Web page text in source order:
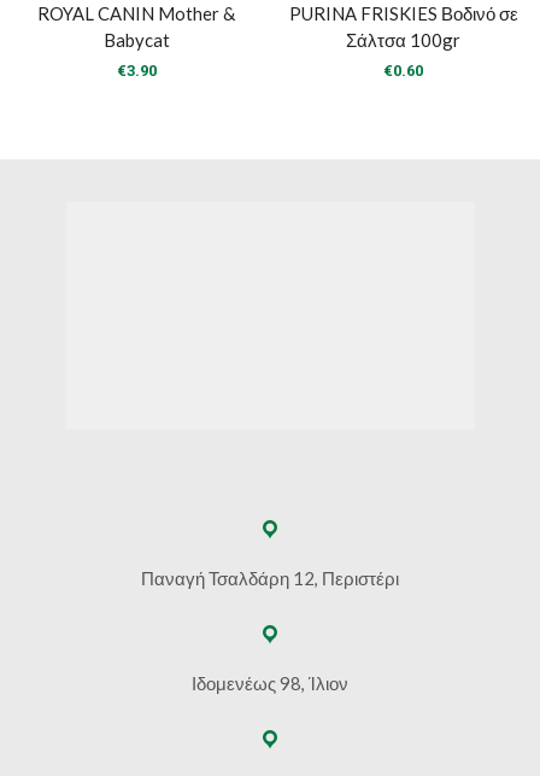
ROYAL CANIN Mother &
Babycat
€3.90
PURINA FRISKIES Βοδινό σε
Σάλτσα 100gr
€0.60
Παναγή Τσαλδάρη 12, Περιστέρι
Ιδομενέως 98, Ίλιον